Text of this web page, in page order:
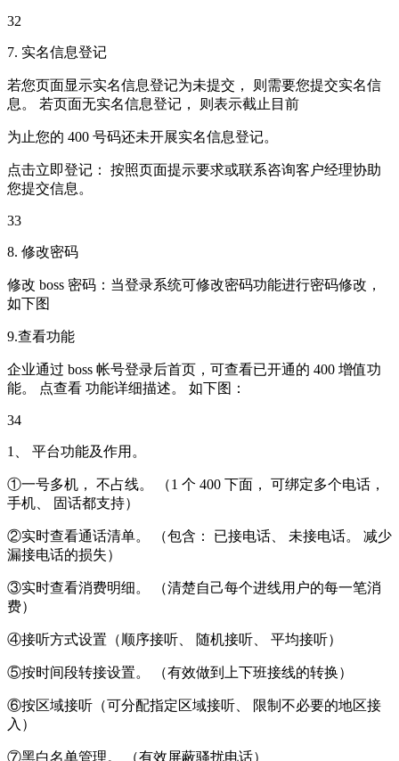
32
7. 实名信息登记
若您页面显示实名信息登记为未提交， 则需要您提交实名信
息。 若页面无实名信息登记， 则表示截止目前
为止您的 400 号码还未开展实名信息登记。
点击立即登记： 按照页面提示要求或联系咨询客户经理协助
您提交信息。
33
8. 修改密码
修改 boss 密码：当登录系统可修改密码功能进行密码修改，
如下图
9.查看功能
企业通过 boss 帐号登录后首页，可查看已开通的 400 增值功
能。 点查看 功能详细描述。 如下图：
34
1、 平台功能及作用。
①一号多机， 不占线。 （1 个 400 下面， 可绑定多个电话，
手机、 固话都支持）
②实时查看通话清单。 （包含： 已接电话、 未接电话。 减少
漏接电话的损失）
③实时查看消费明细。 （清楚自己每个进线用户的每一笔消
费）
④接听方式设置（顺序接听、 随机接听、 平均接听）
⑤按时间段转接设置。 （有效做到上下班接线的转换）
⑥按区域接听（可分配指定区域接听、 限制不必要的地区接
入）
⑦黑白名单管理。 （有效屏蔽骚扰电话）